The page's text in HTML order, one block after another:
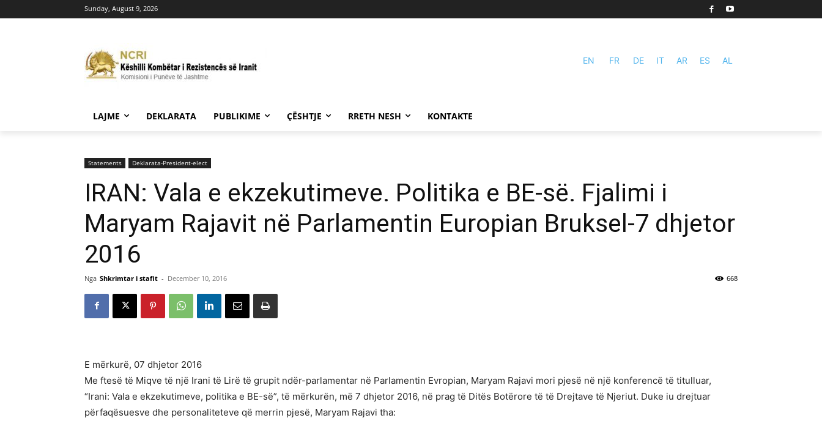
Sunday, August 9, 2026
EN FR DE IT AR ES AL
LAJME DEKLARATA PUBLIKIME ÇËSHTJE RRETH NESH KONTAKTE
Statements Deklarata-President-elect
IRAN: Vala e ekzekutimeve. Politika e BE-së. Fjalimi i
Maryam Rajavit në Parlamentin Europian Bruksel-7 dhjetor
2016
Nga Shkrimtar i stafit - December 10, 2016 668
E mërkurë, 07 dhjetor 2016
Me ftesë të Miqve të një Irani të Lirë të grupit ndër-parlamentar në Parlamentin Evropian, Maryam Rajavi mori pjesë në një konferencë të titulluar,
“Irani: Vala e ekzekutimeve, politika e BE-së”, të mërkurën, më 7 dhjetor 2016, në prag të Ditës Botërore të të Drejtave të Njeriut. Duke iu drejtuar
përfaqësuesve dhe personaliteteve që merrin pjesë, Maryam Rajavi tha: